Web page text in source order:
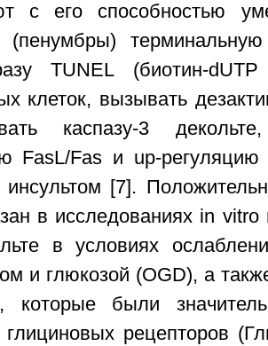
с его способностью
(пенумбры) терминальную
TUNEL (биотин-
клеток, вызывать
каспазу-3
FasL/Fas и up-
[7].
в исследованиях in vitro
в условиях
и глюкозой (OGD), а
которые были
глициновых рецепторов